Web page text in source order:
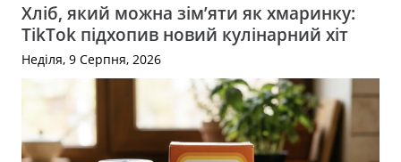
Хліб, який можна зім’яти як хмаринку:
TikTok підхопив новий кулінарний хіт
Неділя, 9 Серпня, 2026